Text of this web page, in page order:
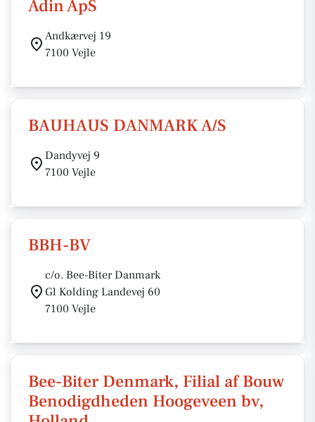
Adin ApS
Andkærvej 19
7100 Vejle
BAUHAUS DANMARK A/S
Dandyvej 9
7100 Vejle
BBH-BV
c/o. Bee-Biter Danmark
Gl Kolding Landevej 60
7100 Vejle
Bee-Biter Denmark, Filial af Bouw
Benodigdheden Hoogeveen bv,